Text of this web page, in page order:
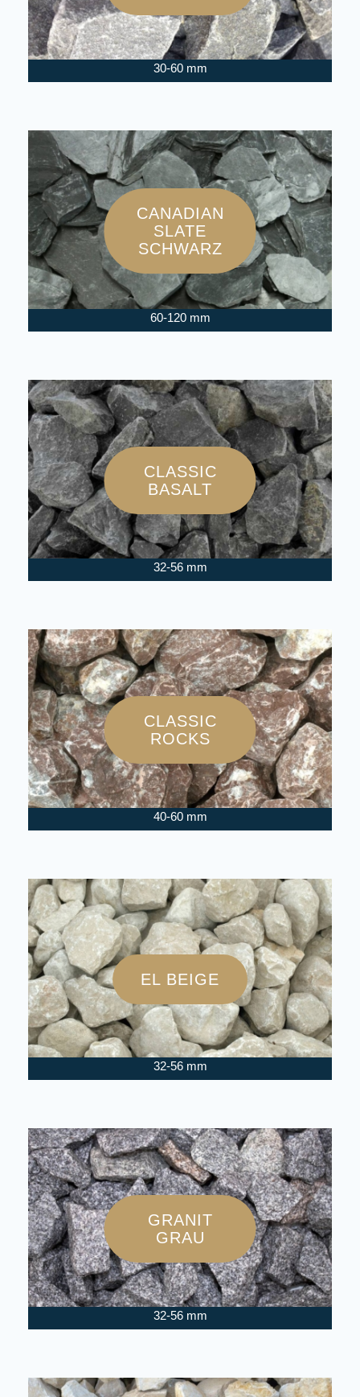
30-60 mm
CANADIAN
SLATE
SCHWARZ
60-120 mm
CLASSIC
BASALT
32-56 mm
CLASSIC
ROCKS
40-60 mm
EL BEIGE
32-56 mm
GRANIT
GRAU
32-56 mm